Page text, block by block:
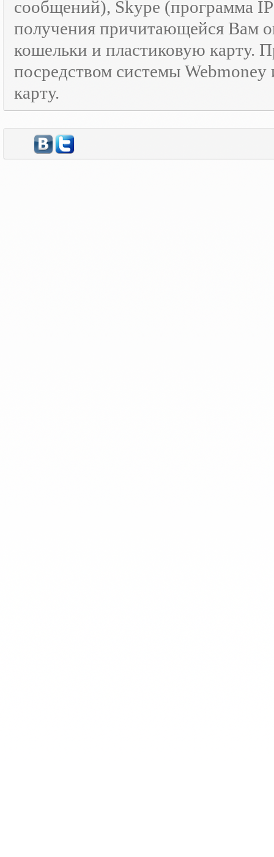
сообщений), Skype (программа
получения причитающейся Вам
кошельки и пластиковую карту.
посредством системы
карту.